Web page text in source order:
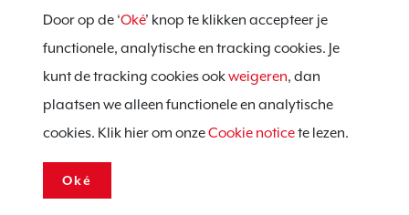
Door op de ‘Oké’ knop te klikken accepteer je
functionele, analytische en tracking cookies. Je
kunt de tracking cookies ookweigeren, dan
plaatsen we alleen functionele en analytische
cookies. Klik hier om onzeCookie noticete lezen.
Oké
Website door: